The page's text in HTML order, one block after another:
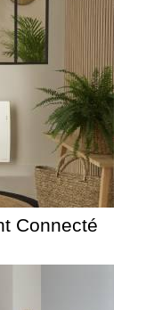
Connecté